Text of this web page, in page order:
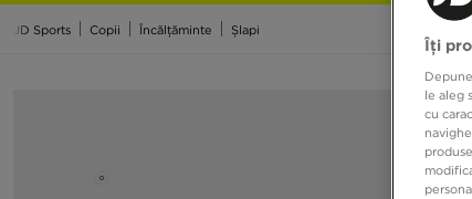
JD Sports Copii Încălțăminte Șlapi
Îți
le aleg
cu